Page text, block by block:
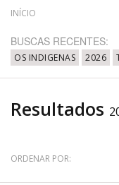
Data do Documento
Até
Povo Indígena
INÍCIO
BUSCAS RECENTES:
OS INDIGENAS 2026
Resultados
ORDENAR POR: